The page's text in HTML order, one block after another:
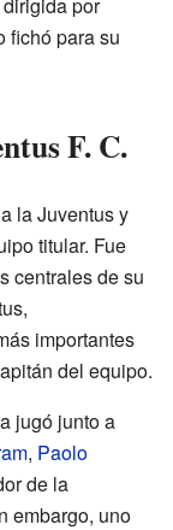
fichó para su
F. C.
la Juventus y
titular. Fue
centrales de su
importantes
del equipo.
jugó junto a
, Paolo
de la
embargo, uno